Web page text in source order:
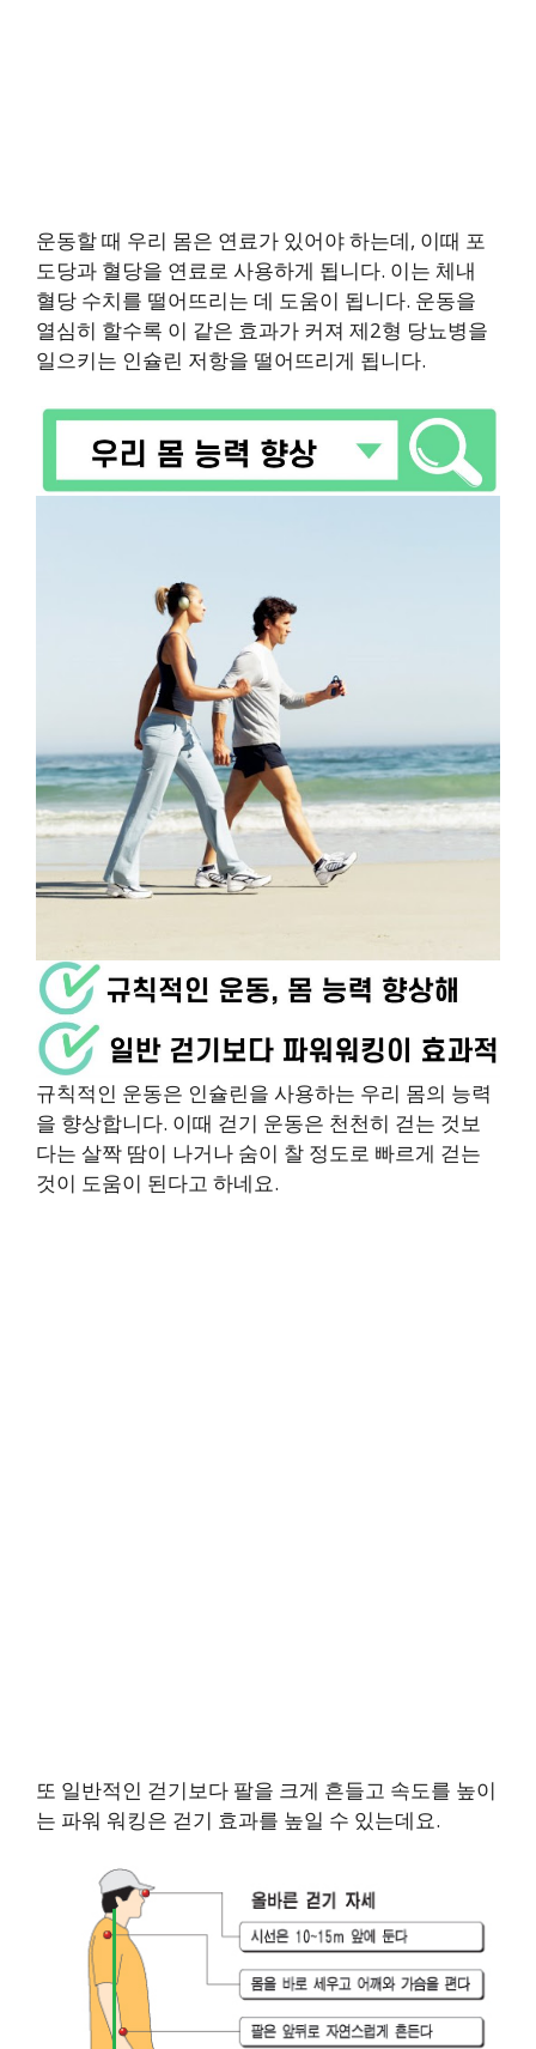
운동할 때 우리 몸은 연료가 있어야 하는데, 이때 포
도당과 혈당을 연료로 사용하게 됩니다. 이는 체내
혈당 수치를 떨어뜨리는 데 도움이 됩니다. 운동을
열심히 할수록 이 같은 효과가 커져 제2형 당뇨병을
일으키는 인슐린 저항을 떨어뜨리게 됩니다.
규칙적인 운동은 인슐린을 사용하는 우리 몸의 능력
을 향상합니다. 이때 걷기 운동은 천천히 걷는 것보
다는 살짝 땀이 나거나 숨이 찰 정도로 빠르게 걷는
것이 도움이 된다고 하네요.
또 일반적인 걷기보다 팔을 크게 흔들고 속도를 높이
는 파워 워킹은 걷기 효과를 높일 수 있는데요.